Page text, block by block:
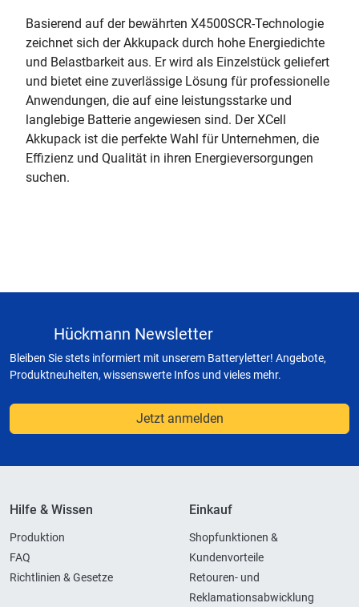
Basierend auf der bewährten X4500SCR-Technologie
zeichnet sich der Akkupack durch hohe Energiedichte
und Belastbarkeit aus. Er wird als Einzelstück geliefert
und bietet eine zuverlässige Lösung für professionelle
Anwendungen, die auf eine leistungsstarke und
langlebige Batterie angewiesen sind. Der XCell
Akkupack ist die perfekte Wahl für Unternehmen, die
Effizienz und Qualität in ihren Energieversorgungen
suchen.
Hückmann Newsletter
Bleiben Sie stets informiert mit unserem Batteryletter! Angebote,
Produktneuheiten, wissenswerte Infos und vieles mehr.
Jetzt anmelden
Hilfe & Wissen
Produktion
FAQ
Richtlinien & Gesetze
Einkauf
Shopfunktionen &
Kundenvorteile
Retouren- und
Reklamationsabwicklung